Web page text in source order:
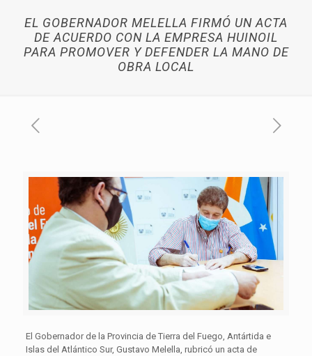
EL GOBERNADOR MELELLA FIRMÓ UN ACTA
DE ACUERDO CON LA EMPRESA HUINOIL
PARA PROMOVER Y DEFENDER LA MANO DE
OBRA LOCAL
El Gobernador de la Provincia de Tierra del Fuego, Antártida e
Islas del Atlántico Sur, Gustavo Melella, rubricó un acta de